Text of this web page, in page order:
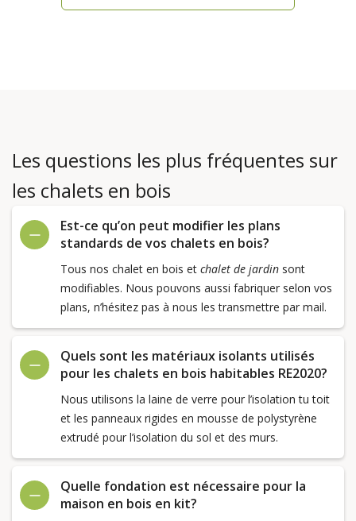
Les questions les plus fréquentes sur
les chalets en bois
Est-ce qu’on peut modifier les plans
standards de vos chalets en bois?
Tous nos chalet en bois et chalet de jardinsont
modifiables. Nous pouvons aussi fabriquer selon vos
plans, n’hésitez pas à nous les transmettre par mail.
Quels sont les matériaux isolants utilisés
pour les chalets en bois habitables RE2020?
Nous utilisons la laine de verre pour l’isolation tu toit
et les panneaux rigides en mousse de polystyrène
extrudé pour l’isolation du sol et des murs.
Quelle fondation est nécessaire pour la
maison en bois en kit?